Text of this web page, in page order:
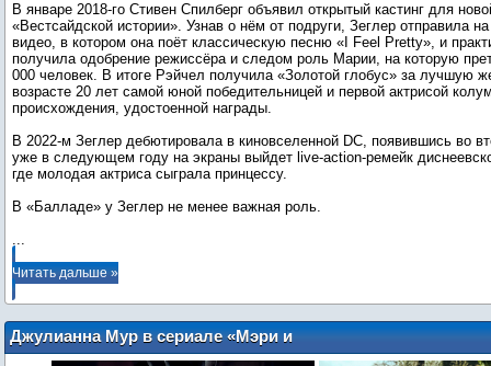
В январе 2018-го Стивен Спилберг объявил открытый кастинг для
«Вестсайдской истории». Узнав о нём от подруги, Зеглер отправила
видео, в котором она поёт классическую песню «I Feel Pretty», и
получила одобрение режиссёра и следом роль Марии, на которую
000 человек. В итоге Рэйчел получила «Золотой глобус» за лучшую
возрасте 20 лет самой юной победительницей и первой актрисой
происхождения, удостоенной награды.
В 2022-м Зеглер дебютировала в киновселенной DC, появившись во
уже в следующем году на экраны выйдет live-action-ремейк
где молодая актриса сыграла принцессу.
...
Читать дальше »
Джулианна Мур в сериале «Мэри и
Джордж»